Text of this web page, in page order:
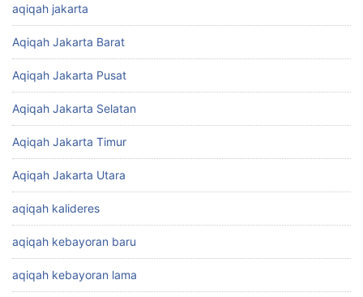
aqiqah jakarta
Aqiqah Jakarta Barat
Aqiqah Jakarta Pusat
Aqiqah Jakarta Selatan
Aqiqah Jakarta Timur
Aqiqah Jakarta Utara
aqiqah kalideres
aqiqah kebayoran baru
aqiqah kebayoran lama